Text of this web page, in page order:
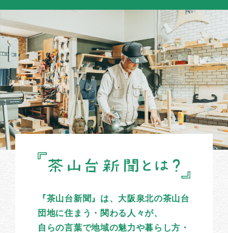
『茶山台新聞』は、大阪泉北の茶山台
団地に住まう・関わる人々が、
自らの言葉で地域の魅力や暮らし方・